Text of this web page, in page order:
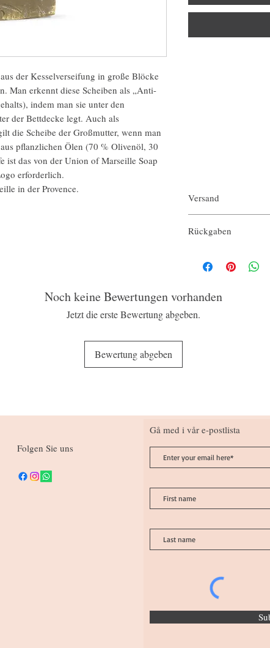
der Kesselverseifung in große Blöcke
Man erkennt diese Scheiben als „Anti-
indem man sie unter den
der Bettdecke legt. Auch als
die Scheibe der Großmutter, wenn man
pflanzlichen Ölen (70 % Olivenöl, 30
ist das von der Union of Marseille Soap
erforderlich.
in der Provence.
Versand
mit
Rückgaben
Noch keine Bewertungen vorhanden
Jetzt die erste Bewertung abgeben.
Bewertung abgeben
Folgen Sie uns
Gå med i vår e-postlista